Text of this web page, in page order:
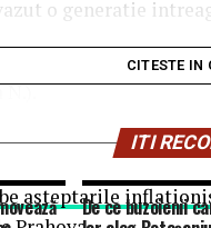
o generatie
In loc sa
N.).
asteptarile
CITESTE IN
ITI
De ce buzoienii